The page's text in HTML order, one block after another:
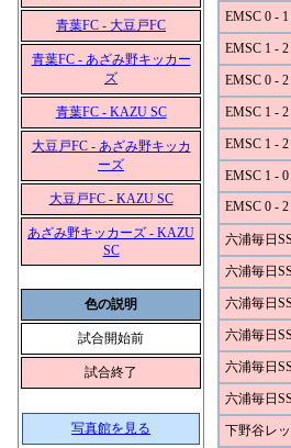
青葉FC - 大豆戸FC
青葉FC - あざみ野キッカー
ズ
青葉FC - KAZU SC
大豆戸FC - あざみ野キッカ
ーズ
大豆戸FC - KAZU SC
あざみ野キッカーズ - KAZU
SC
色の説明
試合開始前
試合終了
写真館を見る
EMSC 0 -
EMSC 1 -
EMSC 0 -
EMSC 1 -
EMSC 1 -
EMSC 1 -
EMSC 0 -
六浦毎日
六浦毎日
六浦毎日
六浦毎日
六浦毎日
六浦毎日
下野谷レ